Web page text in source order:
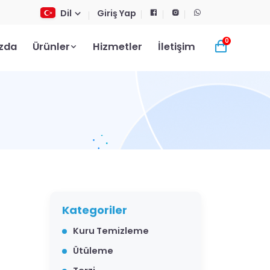
Dil Giriş Yap
Ürünler Hizmetler İletişim 0
Kategoriler
Kuru Temizleme
Ütüleme